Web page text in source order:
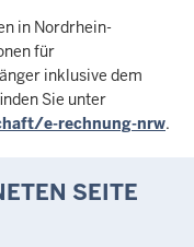
in Nordrhein-
für
inklusive dem
Sie unter
e-rechnung-nrw.
SEITE